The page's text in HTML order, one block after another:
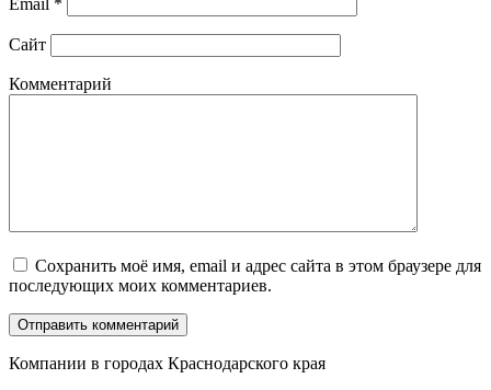
Email *
Сайт
Комментарий
Сохранить моё имя, email и адрес сайта в этом браузере для
последующих моих комментариев.
Компании в городах Краснодарского края